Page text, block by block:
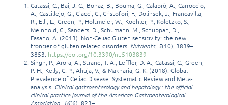
Catassi, C., Bai, J. C., Bonaz, B., Bouma, G., Calabrò, A., Carroccio,
A., Castillejo, G., Ciacci, C., Cristofori, F., Dolinsek, J., Francavilla,
R., Elli, L., Green, P., Holtmeier, W., Koehler, P., Koletzko, S.,
Meinhold, C., Sanders, D., Schumann, M., Schuppan, D., …
Fasano, A. (2013). Non-Celiac Gluten sensitivity: the new
frontier of gluten related disorders. Nutrients, 5(10), 3839–
3853. https://doi.org/10.3390/nu5103839
Singh, P., Arora, A., Strand, T. A., Leffler, D. A., Catassi, C., Green,
P. H., Kelly, C. P., Ahuja, V., & Makharia, G. K. (2018). Global
Prevalence of Celiac Disease: Systematic Review and Meta-
analysis. Clinical gastroenterology and hepatology : the official
clinical practice journal of the American Gastroenterological
Association 16(6), 823–